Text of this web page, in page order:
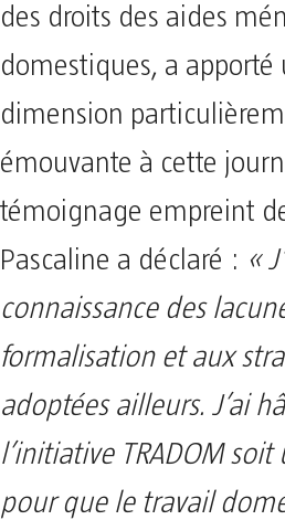
des droits des aides
domestiques, a apporté
dimension
émouvante à cette
témoignage empreint
Pascaline a déclaré : «
connaissance des
formalisation et aux
adoptées ailleurs. J’ai
l’initiative TRADOM soit
pour que le travail